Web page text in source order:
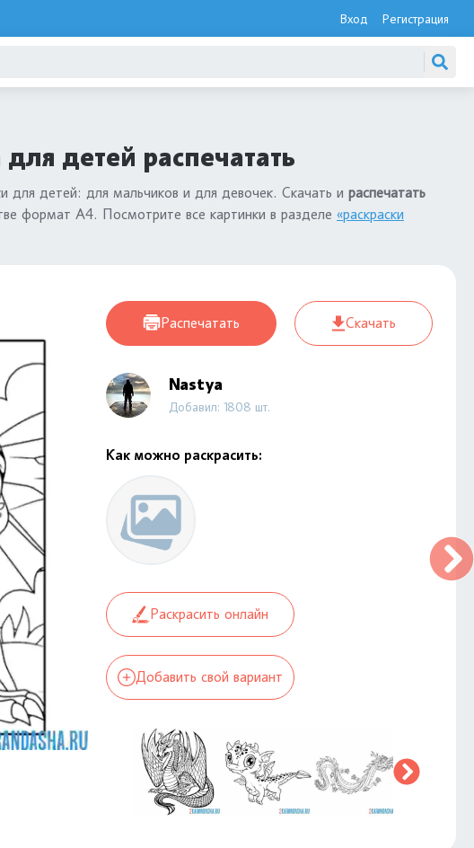
Вход Регистрация
детей распечатать
для детей: для мальчиков и для девочек. Скачать и распечатать
формат А4. Посмотрите все картинки в разделе «раскраски
Распечатать Скачать
Nastya
Добавил: 1808 шт.
Как можно раскрасить:
Раскрасить онлайн
Добавить свой вариант